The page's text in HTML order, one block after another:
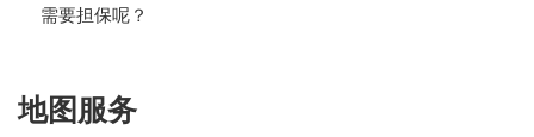
需要担保呢？
地图服务